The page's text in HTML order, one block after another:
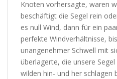
Knoten vorhersagte, waren
beschäftigt die Segel rein
es null Wind, dann für ein
perfekte Windverhältnisse,
unangenehmer Schwell mit
überlagerte, die unsere
wilden hin- und her schlagen